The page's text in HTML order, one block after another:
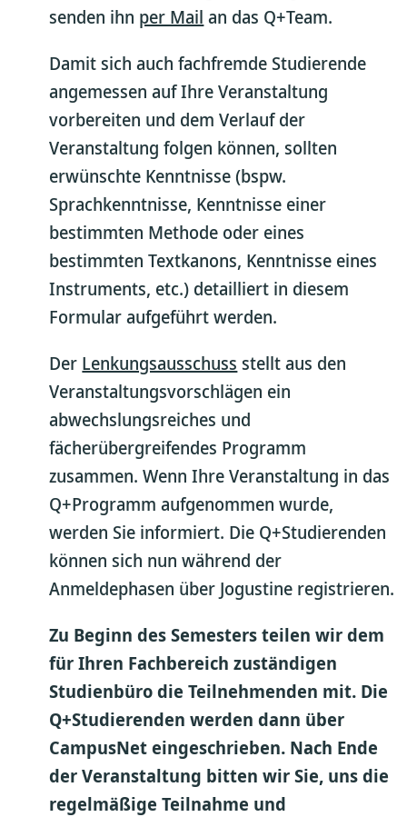
senden ihn per Mail an das Q+Team.
Damit sich auch fachfremde Studierende
angemessen auf Ihre Veranstaltung
vorbereiten und dem Verlauf der
Veranstaltung folgen können, sollten
erwünschte Kenntnisse (bspw.
Sprachkenntnisse, Kenntnisse einer
bestimmten Methode oder eines
bestimmten Textkanons, Kenntnisse eines
Instruments, etc.) detailliert in diesem
Formular aufgeführt werden.
Der Lenkungsausschuss stellt aus den
Veranstaltungsvorschlägen ein
abwechslungsreiches und
fächerübergreifendes Programm
zusammen. Wenn Ihre Veranstaltung in das
Q+Programm aufgenommen wurde,
werden Sie informiert. Die Q+Studierenden
können sich nun während der
Anmeldephasen über Jogustine registrieren.
Zu Beginn des Semesters teilen wir dem
für Ihren Fachbereich zuständigen
Studienbüro die Teilnehmenden mit. Die
Q+Studierenden werden dann über
CampusNet eingeschrieben. Nach Ende
der Veranstaltung bitten wir Sie, uns die
regelmäßige Teilnahme und